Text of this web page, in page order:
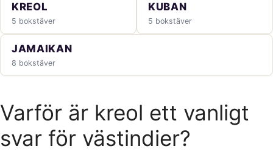
KREOL
5 bokstäver
KUBAN
5 bokstäver
JAMAIKAN
8 bokstäver
Varför är kreol ett vanligt
svar för västindier?